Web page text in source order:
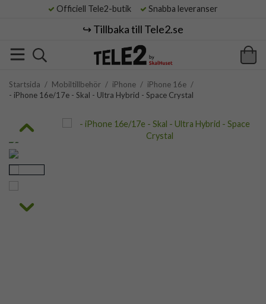
Officiell Tele2-butik Snabba leveranser
↪️ Tillbaka till Tele2.se
Startsida / Mobiltillbehör / iPhone / iPhone 16e /
- iPhone 16e/17e - Skal - Ultra Hybrid - Space Crystal